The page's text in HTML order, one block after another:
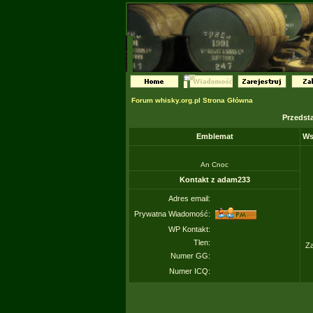
Forum whisky.org.pl Strona Główna
Emblemat
An Cnoc
Kontakt z adam233
Adres email:
Prywatna Wiadomość:
WP Kontakt:
Tlen:
Numer GG:
Numer ICQ: